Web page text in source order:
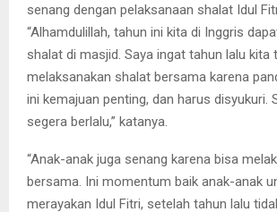
senang dengan pelaksanaan shalat Idul
“Alhamdulillah, tahun ini kita di Inggris
shalat di masjid. Saya ingat tahun lalu kita
melaksanakan shalat bersama karena
ini kemajuan penting, dan harus disyukuri.
segera berlalu,” katanya.
“Anak-anak juga senang karena bisa
bersama. Ini momentum baik anak-anak
merayakan Idul Fitri, setelah tahun lalu